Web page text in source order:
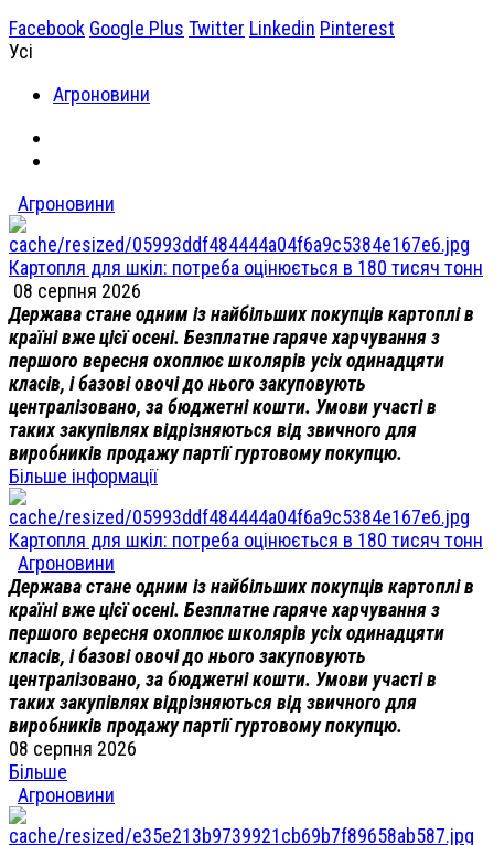
Facebook Google Plus Twitter Linkedin Pinterest
Усі
Агроновини
Агроновини
Картопля для шкіл: потреба оцінюється в 180 тисяч тонн
08 серпня 2026
Держава стане одним із найбільших покупців картоплі в
країні вже цієї осені. Безплатне гаряче харчування з
першого вересня охоплює школярів усіх одинадцяти
класів, і базові овочі до нього закуповують
централізовано, за бюджетні кошти. Умови участі в
таких закупівлях відрізняються від звичного для
виробників продажу партії гуртовому покупцю.
Більше інформації
Картопля для шкіл: потреба оцінюється в 180 тисяч тонн
Агроновини
Держава стане одним із найбільших покупців картоплі в
країні вже цієї осені. Безплатне гаряче харчування з
першого вересня охоплює школярів усіх одинадцяти
класів, і базові овочі до нього закуповують
централізовано, за бюджетні кошти. Умови участі в
таких закупівлях відрізняються від звичного для
виробників продажу партії гуртовому покупцю.
08 серпня 2026
Більше
Агроновини